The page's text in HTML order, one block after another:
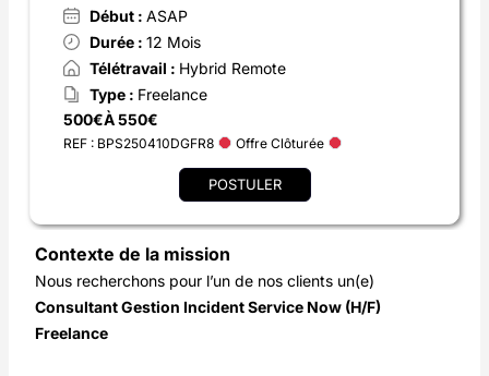
Début :ASAP
Durée :12 Mois
Télétravail : Hybrid Remote
Type : Freelance
500€À 550€
REF : BPS250410DGFR8 Offre Clôturée
POSTULER
Contexte de la mission
Nous recherchons pour l’un de nos clients un(e)
Consultant Gestion Incident Service Now (H/F)
Freelance